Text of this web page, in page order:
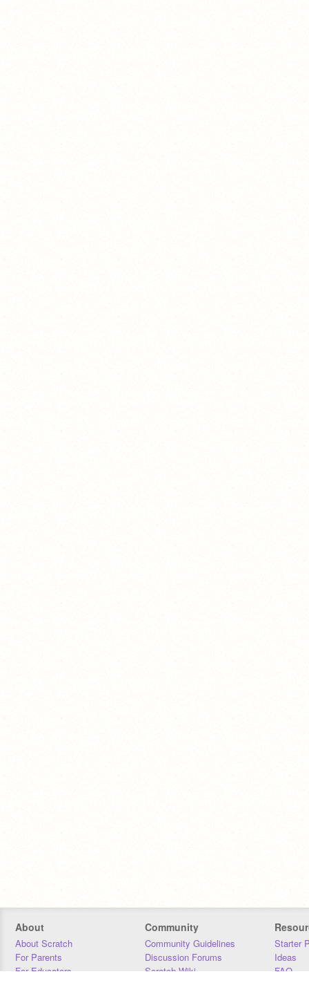
About
About Scratch
For Parents
For Educators
Community
Community Guidelines
Discussion Forums
Scratch Wiki
Starter
Ideas
FAQ